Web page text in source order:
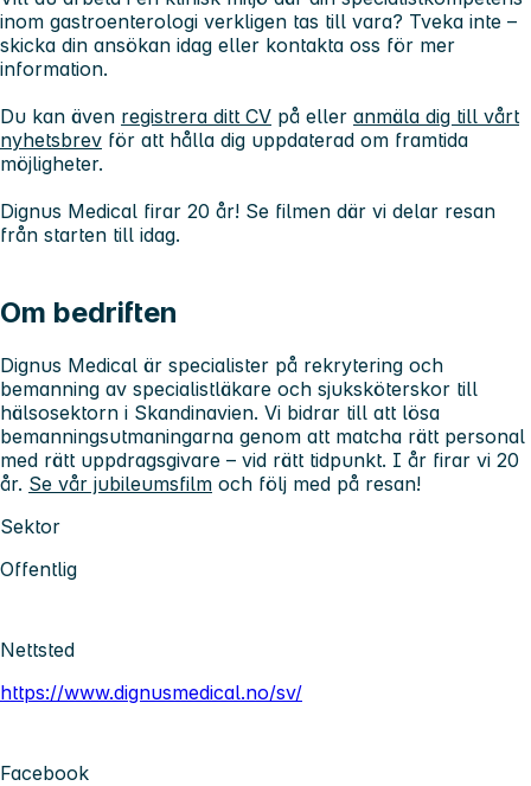
inom gastroenterologi verkligen tas till vara? Tveka inte –
skicka din ansökan idag eller kontakta oss för mer
information.
Du kan även registrera ditt CV på eller anmäla dig till vårt
nyhetsbrev för att hålla dig uppdaterad om framtida
möjligheter.
Dignus Medical firar 20 år! Se filmen där vi delar resan
från starten till idag.
Om bedriften
Dignus Medical är specialister på rekrytering och
bemanning av specialistläkare och sjuksköterskor till
hälsosektorn i Skandinavien. Vi bidrar till att lösa
bemanningsutmaningarna genom att matcha rätt personal
med rätt uppdragsgivare – vid rätt tidpunkt. I år firar vi 20
år. Se vår jubileumsfilm och följ med på resan!
Sektor
Offentlig
Nettsted
https://www.dignusmedical.no/sv/
Facebook